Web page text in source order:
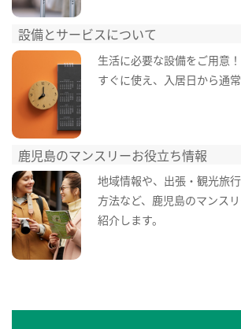
設備とサービスについて
生活に必要な設備をご用意
すぐに使え、入居日から通
鹿児島のマンスリーお役立ち情報
地域情報や、出張・観光旅
方法など、鹿児島のマンス
紹介します。